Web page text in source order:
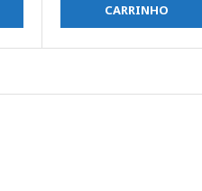
CARRINHO